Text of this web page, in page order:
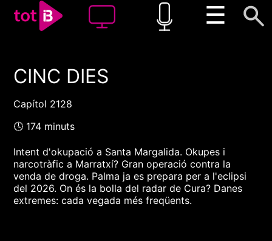
☰
00:00 00:00
CINC DIES
Capítol 2128
🕓 174 minuts
Intent d'okupació a Santa Margalida. Okupes i
narcotràfic a Marratxí? Gran operació contra la
venda de droga. Palma ja es prepara per a l'eclipsi
del 2026. On és la bolla del radar de Cura? Danes
extremes: cada vegada més freqüents.